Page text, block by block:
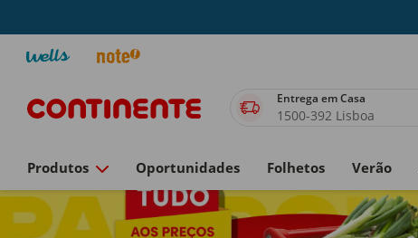
Entrega em Casa
1500-392 Lisboa
Produtos Oportunidades Folhetos Verão